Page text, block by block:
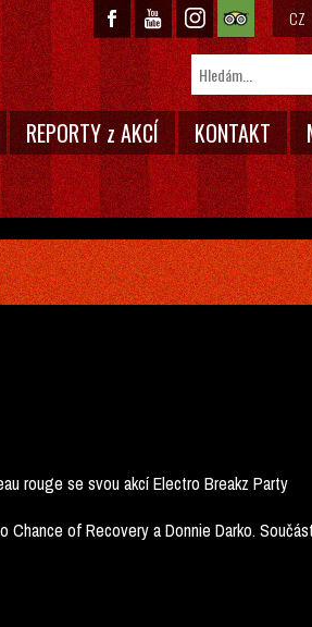
REPORTY z AKCÍ KONTAKT
CZ
rouge se svou akcí Electro Breakz Party
Chance of Recovery a Donnie Darko.